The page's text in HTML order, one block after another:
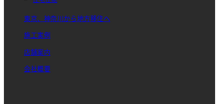
東京、神奈川から地方移住へ
施工実例
店舗案内
会社概要